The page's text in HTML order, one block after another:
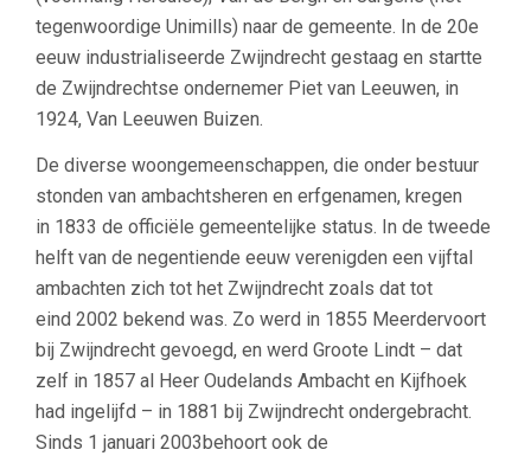
tegenwoordige Unimills) naar de gemeente. In de 20e
eeuw industrialiseerde Zwijndrecht gestaag en startte
de Zwijndrechtse ondernemer Piet van Leeuwen, in
1924, Van Leeuwen Buizen.
De diverse woongemeenschappen, die onder bestuur
stonden van ambachtsheren en erfgenamen, kregen
in 1833 de officiële gemeentelijke status. In de tweede
helft van de negentiende eeuw verenigden een vijftal
ambachten zich tot het Zwijndrecht zoals dat tot
eind 2002 bekend was. Zo werd in 1855 Meerdervoort
bij Zwijndrecht gevoegd, en werd Groote Lindt – dat
zelf in 1857 al Heer Oudelands Ambacht en Kijfhoek
had ingelijfd – in 1881 bij Zwijndrecht ondergebracht.
Sinds 1 januari 2003behoort ook de